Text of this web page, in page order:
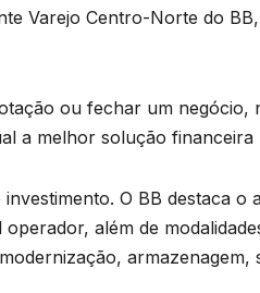
Varejo Centro-Norte do
ou fechar um negócio,
a melhor solução financeira
O BB destaca o
além de
armazenagem,